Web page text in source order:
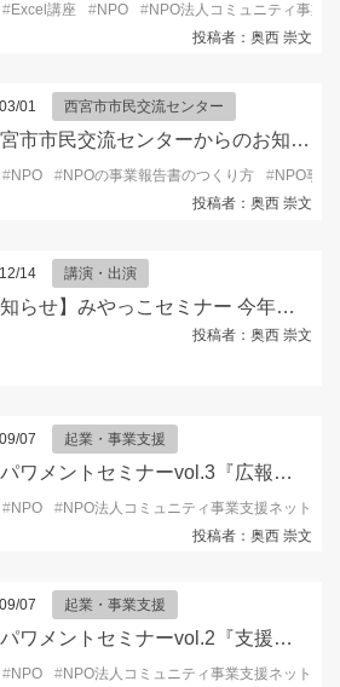
#Excel講座 #NPO #NPO法人コミュニティ事業
投稿者：奥西 崇文
01 西宮市市民交流センター
【西宮市市民交流センターからのお知らせ】NPO法人相談会～事業報告書編～
#NPO #NPOの事業報告書のつくり方 #NPO事業
投稿者：奥西 崇文
14 講演・出演
【お知らせ】みやっこセミナー 今年も開催！！
投稿者：奥西 崇文
07 起業・事業支援
エンパワメントセミナーvol.3『広報編』
#NPO #NPO法人コミュニティ事業支援ネット
投稿者：奥西 崇文
07 起業・事業支援
エンパワメントセミナーvol.2『支援・寄付編』
#NPO #NPO法人コミュニティ事業支援ネット